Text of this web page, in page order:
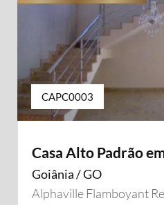
CAPC0003
Casa Alto Padrão
Goiânia / GO
Alphaville Flamboyant